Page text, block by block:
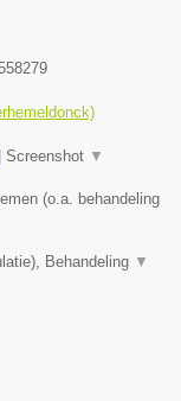
Screenshot ▼
(o.a. behandeling
Behandeling ▼